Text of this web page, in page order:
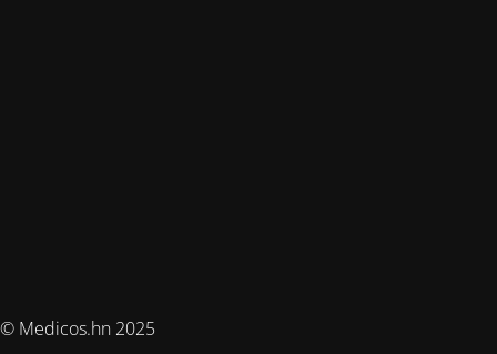
© Medicos.hn 2025